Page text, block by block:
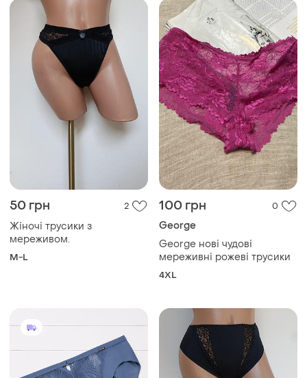
50 грн 2
Жіночі трусики з
мереживом.
M-L
100 грн 0
George
George нові чудові
мереживні рожеві трусики
4XL